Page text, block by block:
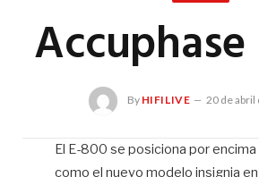
By HIFILIVE 20 de abril
El E-800 se posiciona por
como el nuevo modelo insignia en